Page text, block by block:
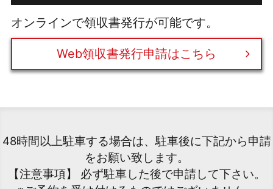
オンラインで領収書発行が可能です。
Web領収書発行申請はこちら
48時間以上駐車する場合は、駐車後に下記から申請
をお願い致します。
【注意事項】 必ず駐車した後で申請して下さい。